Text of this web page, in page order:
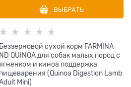
ВЫБРАТЬ
Беззерновой cухой корм FARMINA
ND QUINOA для собак малых пород с
ягненком и киноа поддержка
пищеварения (Quinoa Digestion Lamb
Mini)